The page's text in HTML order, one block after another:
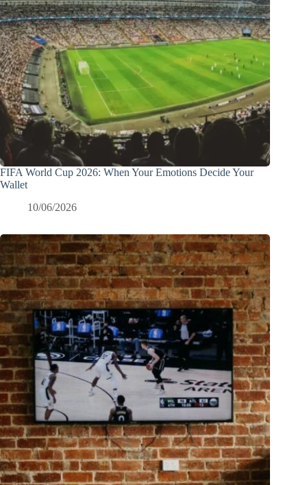
FIFA World Cup 2026: When Your Emotions Decide Your
Wallet
10/06/2026